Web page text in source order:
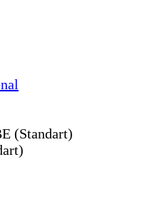
(Standart)